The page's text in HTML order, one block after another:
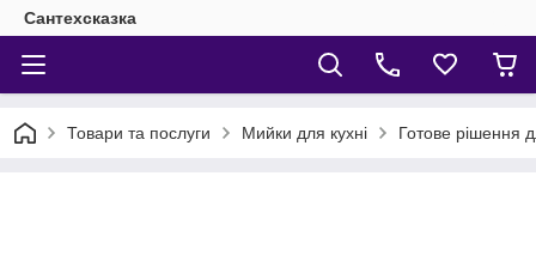
Сантехсказка
Товари та послуги Мийки для кухні Готове рішення